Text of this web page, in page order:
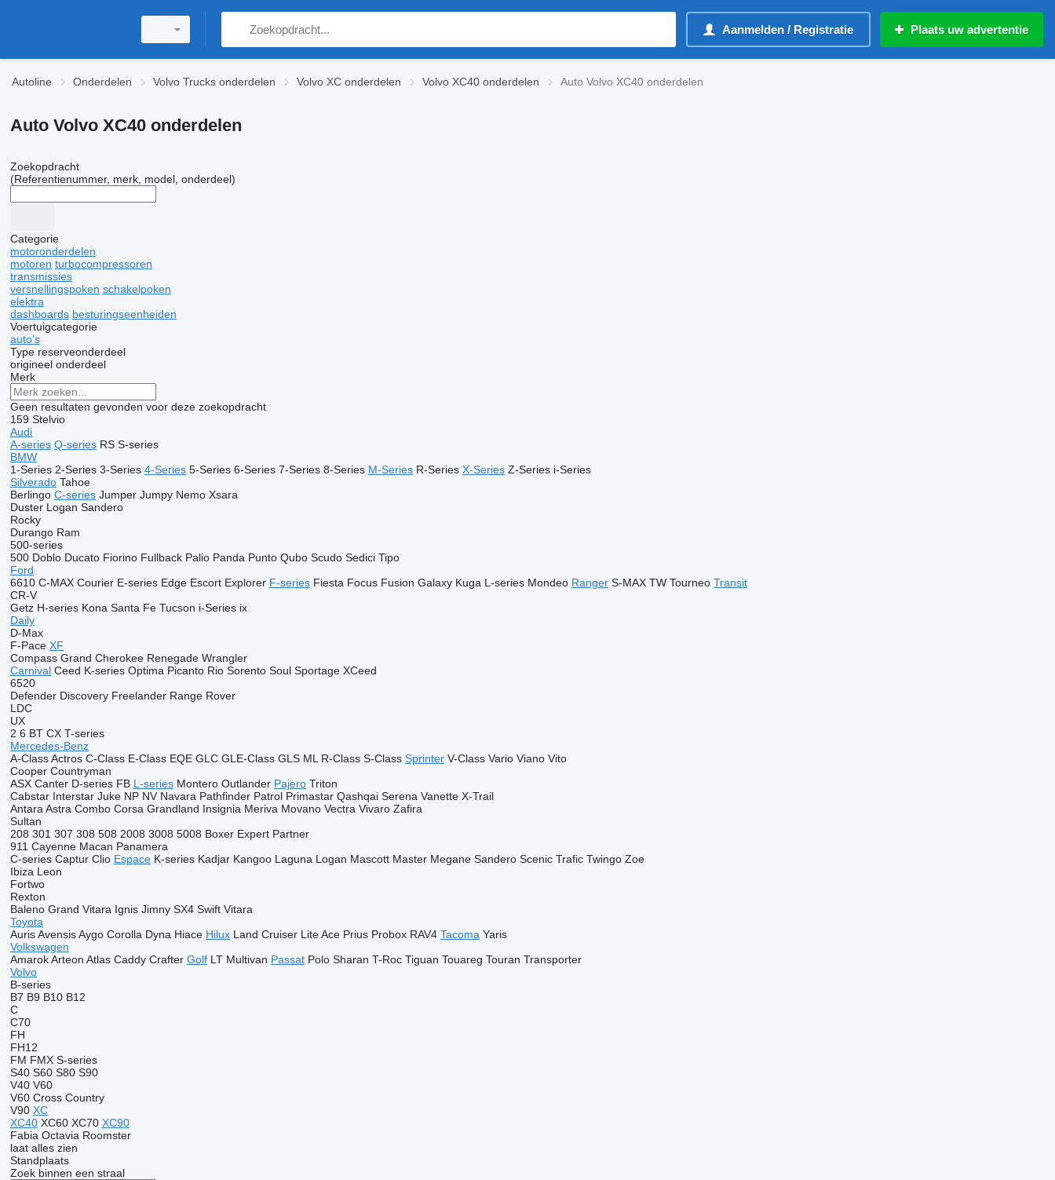
Aanmelden / Registratie Plaats uw advertentie
Autoline Onderdelen Volvo Trucks onderdelen Volvo XC onderdelen Volvo XC40 onderdelen Auto Volvo XC40 onderdelen
Auto Volvo XC40 onderdelen
Zoekopdracht
(Referentienummer, merk, model, onderdeel)
Categorie
motoronderdelen
motoren turbocompressoren
transmissies
versnellingspoken schakelpoken
elektra
dashboards besturingseenheiden
Voertuigcategorie
auto's
Type reserveonderdeel
origineel onderdeel
Merk
Geen resultaten gevonden voor deze zoekopdracht
159 Stelvio
Audi
A-series Q-series RS S-series
BMW
1-Series 2-Series 3-Series 4-Series 5-Series 6-Series 7-Series 8-Series M-Series R-Series X-Series Z-Series i-Series
Silverado Tahoe
Berlingo C-series Jumper Jumpy Nemo Xsara
Duster Logan Sandero
Rocky
Durango Ram
500-series
500 Doblo Ducato Fiorino Fullback Palio Panda Punto Qubo Scudo Sedici Tipo
Ford
6610 C-MAX Courier E-series Edge Escort Explorer F-series Fiesta Focus Fusion Galaxy Kuga L-series Mondeo Ranger S-MAX TW Tourneo Transit
CR-V
Getz H-series Kona Santa Fe Tucson i-Series ix
Daily
D-Max
F-Pace XF
Compass Grand Cherokee Renegade Wrangler
Carnival Ceed K-series Optima Picanto Rio Sorento Soul Sportage XCeed
6520
Defender Discovery Freelander Range Rover
LDC
UX
2 6 BT CX T-series
Mercedes-Benz
A-Class Actros C-Class E-Class EQE GLC GLE-Class GLS ML R-Class S-Class Sprinter V-Class Vario Viano Vito
Cooper Countryman
ASX Canter D-series FB L-series Montero Outlander Pajero Triton
Cabstar Interstar Juke NP NV Navara Pathfinder Patrol Primastar Qashqai Serena Vanette X-Trail
Antara Astra Combo Corsa Grandland Insignia Meriva Movano Vectra Vivaro Zafira
Sultan
208 301 307 308 508 2008 3008 5008 Boxer Expert Partner
911 Cayenne Macan Panamera
C-series Captur Clio Espace K-series Kadjar Kangoo Laguna Logan Mascott Master Megane Sandero Scenic Trafic Twingo Zoe
Ibiza Leon
Fortwo
Rexton
Baleno Grand Vitara Ignis Jimny SX4 Swift Vitara
Toyota
Auris Avensis Aygo Corolla Dyna Hiace Hilux Land Cruiser Lite Ace Prius Probox RAV4 Tacoma Yaris
Volkswagen
Amarok Arteon Atlas Caddy Crafter Golf LT Multivan Passat Polo Sharan T-Roc Tiguan Touareg Touran Transporter
Volvo
B-series
B7 B9 B10 B12
C
C70
FH
FH12
FM FMX S-series
S40 S60 S80 S90
V40 V60
V60 Cross Country
V90 XC
XC40 XC60 XC70 XC90
Fabia Octavia Roomster
laat alles zien
Standplaats
Zoek binnen een straal